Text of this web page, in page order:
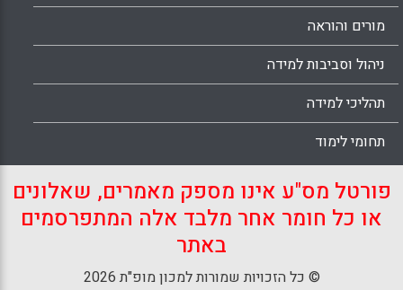
מורים והוראה
ניהול וסביבות למידה
תהליכי למידה
תחומי לימוד
פורטל מס"ע אינו מספק מאמרים, שאלונים
או כל חומר אחר מלבד אלה המתפרסמים
באתר
© כל הזכויות שמורות למכון מופ"ת 2026